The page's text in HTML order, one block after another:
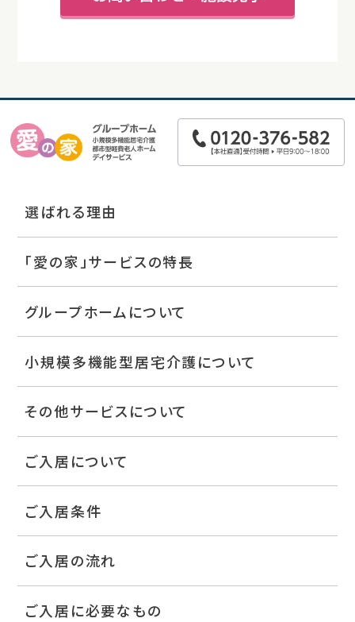
選ばれる理由
「愛の家」サービスの特長
グループホームについて
小規模多機能型居宅介護について
その他サービスについて
ご入居について
ご入居条件
ご入居の流れ
ご入居に必要なもの